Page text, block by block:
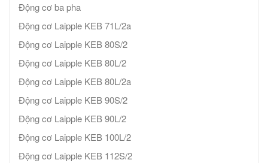
Động cơ ba pha
Động cơ Laipple KEB 71L/2a
Động cơ Laipple KEB 80S/2
Động cơ Laipple KEB 80L/2
Động cơ Laipple KEB 80L/2a
Động cơ Laipple KEB 90S/2
Động cơ Laipple KEB 90L/2
Động cơ Laipple KEB 100L/2
Động cơ Laipple KEB 112S/2